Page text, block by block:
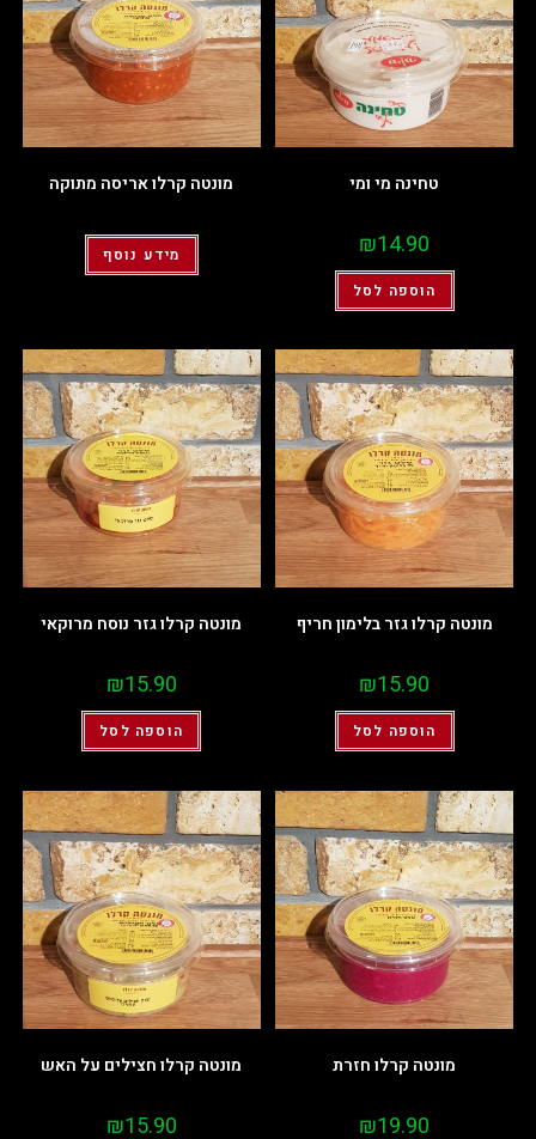
טחינה מי ומי
₪14.90
הוספה לסל
מונטה קרלו אריסה מתוקה
מידע נוסף
מונטה קרלו גזר בלימון חריף
₪15.90
הוספה לסל
מונטה קרלו גזר נוסח מרוקאי
₪15.90
הוספה לסל
מונטה קרלו חזרת
₪19.90
מונטה קרלו חצילים על האש
₪15.90